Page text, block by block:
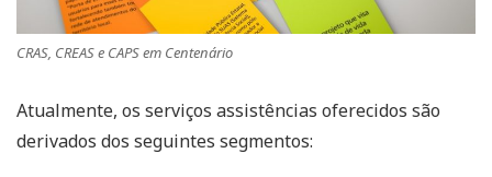
CRAS, CREAS e CAPS em Centenário
Atualmente, os serviços assistências oferecidos são
derivados dos seguintes segmentos: